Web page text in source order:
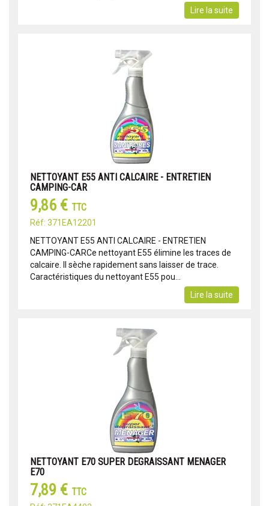
Lire la suite
NETTOYANT E55 ANTI CALCAIRE - ENTRETIEN
CAMPING-CAR
9,86 € TTC
Réf: 371EA12201
NETTOYANT E55 ANTI CALCAIRE - ENTRETIEN
CAMPING-CARCe nettoyant E55 élimine les traces de
calcaire. Il sèche rapidement sans laisser de trace.
Caractéristiques du nettoyant E55 pou...
Lire la suite
NETTOYANT E70 SUPER DEGRAISSANT MENAGER
E70
7,89 € TTC